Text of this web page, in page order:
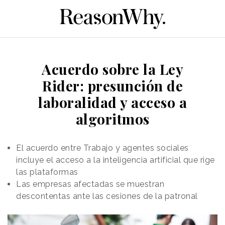
Acuerdo sobre la Ley
Rider: presunción de
laboralidad y acceso a
algoritmos
El acuerdo entre Trabajo y agentes sociales
incluye el acceso a la inteligencia artificial que rige
las plataformas
Las empresas afectadas se muestran
descontentas ante las cesiones de la patronal